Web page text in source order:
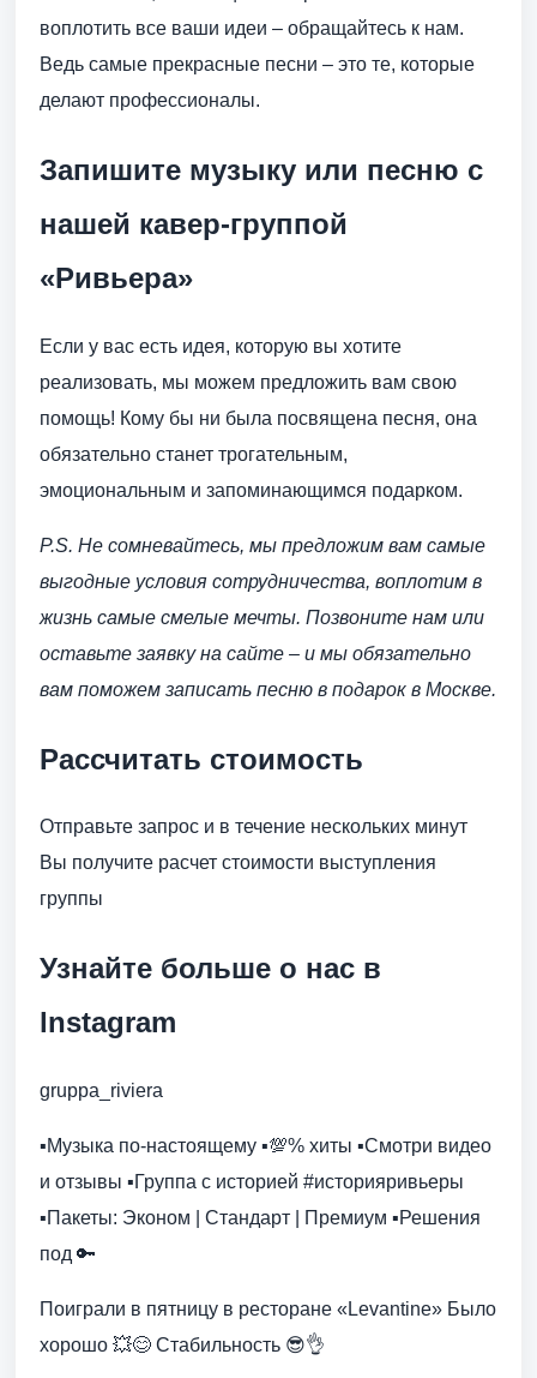
воплотить все ваши идеи – обращайтесь к нам.
Ведь самые прекрасные песни – это те, которые
делают профессионалы.
Запишите музыку или песню с
нашей кавер-группой
«Ривьера»
Если у вас есть идея, которую вы хотите
реализовать, мы можем предложить вам свою
помощь! Кому бы ни была посвящена песня, она
обязательно станет трогательным,
эмоциональным и запоминающимся подарком.
P.S. Не сомневайтесь, мы предложим вам самые
выгодные условия сотрудничества, воплотим в
жизнь самые смелые мечты. Позвоните нам или
оставьте заявку на сайте – и мы обязательно
вам поможем записать песню в подарок в Москве.
Рассчитать стоимость
Отправьте запрос и в течение нескольких минут
Вы получите расчет стоимости выступления
группы
Узнайте больше о нас в
lnstagram
gruppa_riviera
▪️Музыка по-настоящему ▪️💯% хиты ▪️Смотри видео
и отзывы ▪️Группа с историей #историяривьеры
▪️Пакеты: Эконом | Стандарт | Премиум ▪️Решения
под 🔑
Поиграли в пятницу в ресторане «Levantine» Было
хорошо 💥😊 Стабильность 😎👌